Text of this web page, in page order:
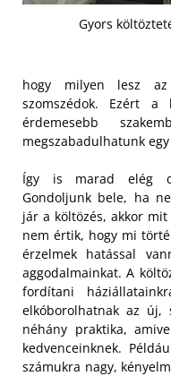
Gyors
hogy milyen lesz
szomszédok. Ezért a
érdemesebb
megszabadulhatunk
Így is marad elég
Gondoljunk bele, ha
jár a költözés, akkor
nem értik, hogy mi
érzelmek hatással
aggodalmainkat. A
fordítani
elkóborolhatnak az új,
néhány praktika,
kedvenceinknek.
számukra nagy,